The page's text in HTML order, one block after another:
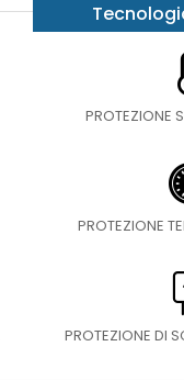
PROTEZIONE
PROTEZIONE
PROTEZIONE DI